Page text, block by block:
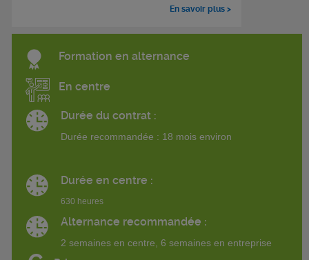
En savoir plus >
Formation en alternance
En centre
Durée du contrat :
Durée recommandée : 18 mois environ
Durée en centre :
630 heures
Alternance recommandée :
2 semaines en centre, 6 semaines en entreprise